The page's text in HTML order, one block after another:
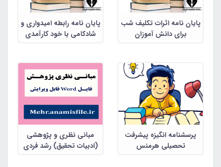
پایان نامه اثرات تکلیف شب
برای دانش آموزان
پایان نامه رابطه امیدواری و
شادکامی با خود کارآمدی
داراب
پرسشنامه انگیزه پیشرفت
تحصیلی هرمنس
مبانی نظری و پژوهشی
(ادبیات تحقیق) رشد فردی